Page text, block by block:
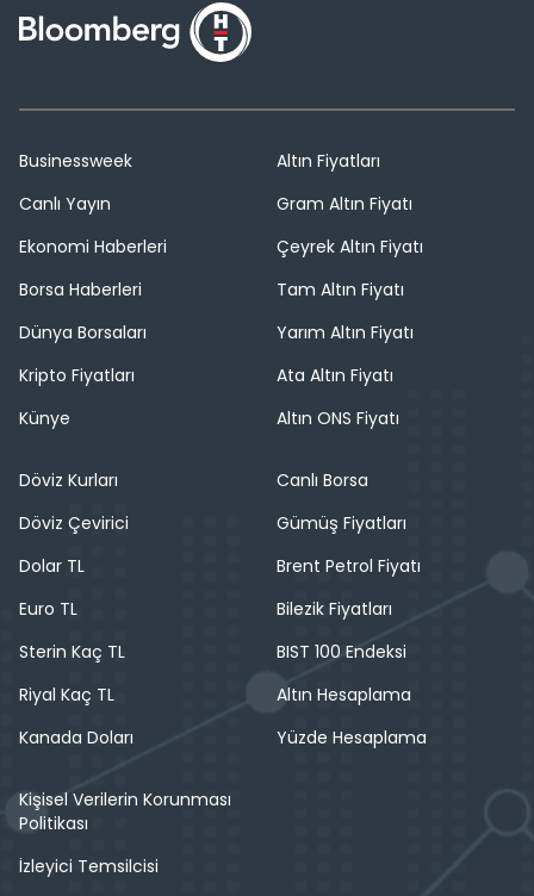
Businessweek
Canlı Yayın
Ekonomi Haberleri
Borsa Haberleri
Dünya Borsaları
Kripto Fiyatları
Künye
Altın Fiyatları
Gram Altın Fiyatı
Çeyrek Altın Fiyatı
Tam Altın Fiyatı
Yarım Altın Fiyatı
Ata Altın Fiyatı
Altın ONS Fiyatı
Döviz Kurları
Döviz Çevirici
Dolar TL
Euro TL
Sterin Kaç TL
Riyal Kaç TL
Kanada Doları
Canlı Borsa
Gümüş Fiyatları
Brent Petrol Fiyatı
Bilezik Fiyatları
BIST 100 Endeksi
Altın Hesaplama
Yüzde Hesaplama
Kişisel Verilerin Korunması
Politikası
İzleyici Temsilcisi